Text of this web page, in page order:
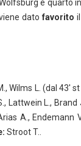
é quarto
datofavorito
Wilms L. (dal 43′
Lattwein L., Brand
A., Endemann
Stroot T..